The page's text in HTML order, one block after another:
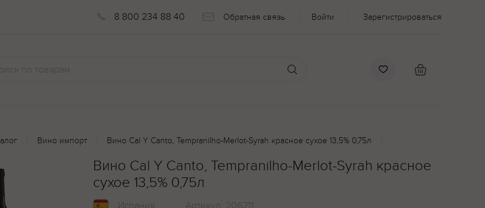
8 800 234 88 40 Обратная связь Войти Зарегистрироваться
Вино импорт Вино Cal Y Canto, Tempranilho-Merlot-Syrah красное сухое 13,5% 0,75л
Вино Cal Y Canto, Tempranilho-Merlot-Syrah красное
сухое 13,5% 0,75л